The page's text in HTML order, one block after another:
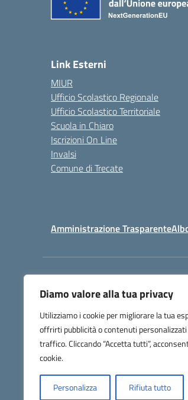
Diamo valore alla tua privacy
Utilizziamo i cookie per migliorare la tua
offrirti pubblicità o contenuti
traffico. Cliccando “Accetta tutti”,
cookie.
Personalizza Rifiuta tutto
Link Esterni
MIUR
Ufficio Scolastico Regionale
Ufficio Scolastico Territoriale
Scuola in Chiaro
Iscrizioni On Line
Invalsi
Comune di Trecate
Amministrazione Trasparente